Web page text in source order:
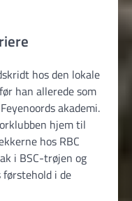
hos den lokale
han allerede som
akademi.
hjem til
hos RBC
i BSC-trøjen og
i de